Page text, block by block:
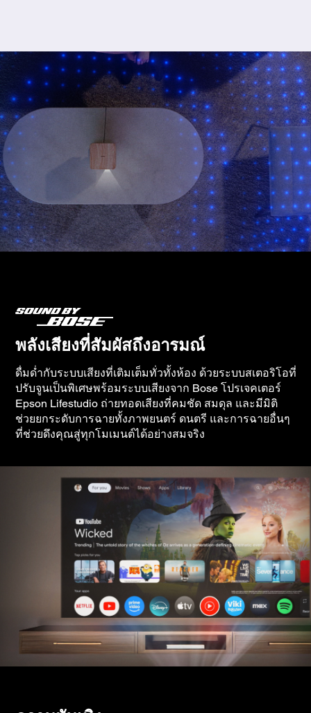
พลังเสียงที่สัมผัสถึงอารมณ์
ดื่มด่ำกับระบบเสียงที่เติมเต็มทั่วทั้งห้อง ด้วยระบบสเตอริโอที่
ปรับจูนเป็นพิเศษพร้อมระบบเสียงจาก Bose โปรเจคเตอร์
Epson Lifestudio ถ่ายทอดเสียงที่คมชัด สมดุล และมีมิติ
ช่วยยกระดับการฉายทั้งภาพยนตร์ ดนตรี และการฉายอื่นๆ
ที่ช่วยดึงคุณสู่ทุกโมเมนต์ได้อย่างสมจริง